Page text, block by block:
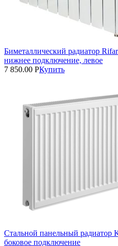
Биметаллический радиатор
нижнее подключение, левое
7 850.00 РКупить
Стальной панельный радиатор
боковое подключение